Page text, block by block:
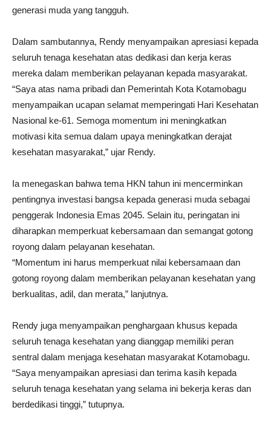
generasi muda yang tangguh.
Dalam sambutannya, Rendy menyampaikan apresiasi kepada
seluruh tenaga kesehatan atas dedikasi dan kerja keras
mereka dalam memberikan pelayanan kepada masyarakat.
“Saya atas nama pribadi dan Pemerintah Kota Kotamobagu
menyampaikan ucapan selamat memperingati Hari Kesehatan
Nasional ke-61. Semoga momentum ini meningkatkan
motivasi kita semua dalam upaya meningkatkan derajat
kesehatan masyarakat,” ujar Rendy.
Ia menegaskan bahwa tema HKN tahun ini mencerminkan
pentingnya investasi bangsa kepada generasi muda sebagai
penggerak Indonesia Emas 2045. Selain itu, peringatan ini
diharapkan memperkuat kebersamaan dan semangat gotong
royong dalam pelayanan kesehatan.
“Momentum ini harus memperkuat nilai kebersamaan dan
gotong royong dalam memberikan pelayanan kesehatan yang
berkualitas, adil, dan merata,” lanjutnya.
Rendy juga menyampaikan penghargaan khusus kepada
seluruh tenaga kesehatan yang dianggap memiliki peran
sentral dalam menjaga kesehatan masyarakat Kotamobagu.
“Saya menyampaikan apresiasi dan terima kasih kepada
seluruh tenaga kesehatan yang selama ini bekerja keras dan
berdedikasi tinggi,” tutupnya.